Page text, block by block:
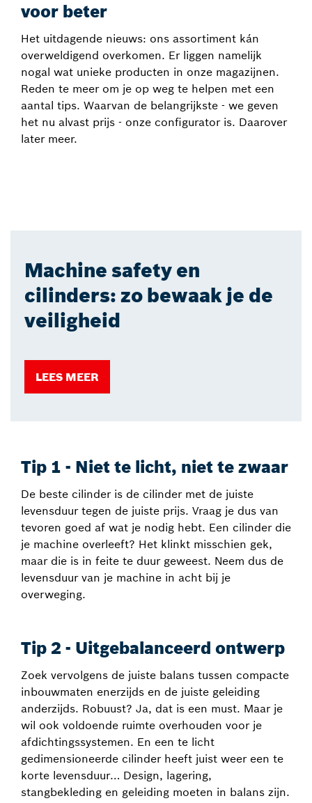
voor beter
Het uitdagende nieuws: ons assortiment kán
overweldigend overkomen. Er liggen namelijk
nogal wat unieke producten in onze magazijnen.
Reden te meer om je op weg te helpen met een
aantal tips. Waarvan de belangrijkste - we geven
het nu alvast prijs - onze configurator is. Daarover
later meer.
Machine safety en
cilinders: zo bewaak je de
veiligheid
LEES MEER
Tip 1 - Niet te licht, niet te zwaar
De beste cilinder is de cilinder met de juiste
levensduur tegen de juiste prijs. Vraag je dus van
tevoren goed af wat je nodig hebt. Een cilinder die
je machine overleeft? Het klinkt misschien gek,
maar die is in feite te duur geweest. Neem dus de
levensduur van je machine in acht bij je
overweging.
Tip 2 - Uitgebalanceerd ontwerp
Zoek vervolgens de juiste balans tussen compacte
inbouwmaten enerzijds en de juiste geleiding
anderzijds. Robuust? Ja, dat is een must. Maar je
wil ook voldoende ruimte overhouden voor je
afdichtingssystemen. En een te licht
gedimensioneerde cilinder heeft juist weer een te
korte levensduur… Design, lagering,
stangbekleding en geleiding moeten in balans zijn.